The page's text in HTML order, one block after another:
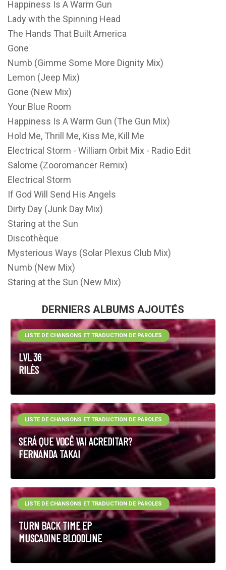
Happiness Is A Warm Gun
Lady with the Spinning Head
The Hands That Built America
Gone
Numb (Gimme Some More Dignity Mix)
Lemon (Jeep Mix)
Gone (New Mix)
Your Blue Room
Happiness Is A Warm Gun (The Gun Mix)
Hold Me, Thrill Me, Kiss Me, Kill Me
Electrical Storm - William Orbit Mix - Radio Edit
Salome (Zooromancer Remix)
Electrical Storm
If God Will Send His Angels
Dirty Day (Junk Day Mix)
Staring at the Sun
Discothèque
Mysterious Ways (Solar Plexus Club Mix)
Numb (New Mix)
Staring at the Sun (New Mix)
DERNIERS ALBUMS AJOUTÉS
LVL 36
RILÈS
LISTE DE CHANSONS ET TRADUCTION DE PAROLES
SERÁ QUE VOCÊ VAI ACREDITAR?
FERNANDA TAKAI
LISTE DE CHANSONS ET TRADUCTION DE PAROLES
TURN BACK TIME EP
MUSCADINE BLOODLINE
LISTE DE CHANSONS ET TRADUCTION DE PAROLES